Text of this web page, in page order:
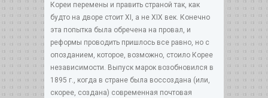
Кореи перемены и править страной так, как
будто на дворе стоит XI, а не XIX век. Конечно
эта попытка была обречена на провал, и
реформы проводить пришлось все равно, но с
опозданием, которое, возможно, стоило Корее
независимости. Выпуск марок возобновился в
1895 г., когда в стране была воссоздана (или,
скорее, создана) современная почтовая